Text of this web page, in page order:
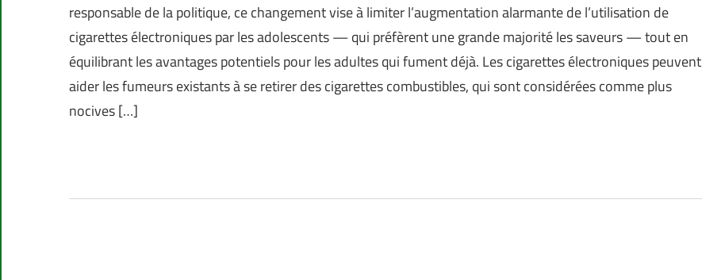
responsable de la politique, ce changement vise à limiter l’augmentation alarmante de l’utilisation de
cigarettes électroniques par les adolescents — qui préfèrent une grande majorité les saveurs — tout en
équilibrant les avantages potentiels pour les adultes qui fument déjà. Les cigarettes électroniques peuvent
aider les fumeurs existants à se retirer des cigarettes combustibles, qui sont considérées comme plus
nocives […]